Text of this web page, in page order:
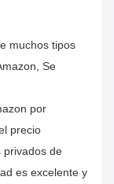
muchos tipos
Se
por
precio
privados de
es excelente y